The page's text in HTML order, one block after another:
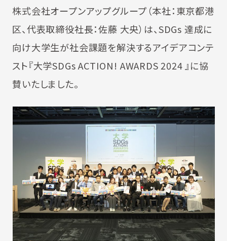
株式会社オープンアップグループ（本社：東京都港
区、代表取締役社長：佐藤 大央）は、SDGs 達成に
向け大学生が社会課題を解決するアイデアコンテ
スト『大学SDGs ACTION! AWARDS 2024 』に協
賛いたしました。